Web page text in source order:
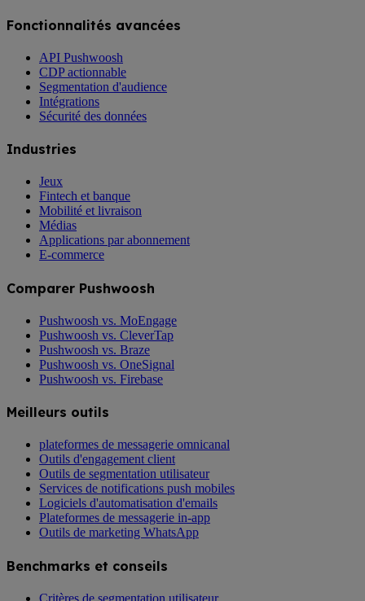
Fonctionnalités avancées
API Pushwoosh
CDP actionnable
Segmentation d'audience
Intégrations
Sécurité des données
Industries
Jeux
Fintech et banque
Mobilité et livraison
Médias
Applications par abonnement
E-commerce
Comparer Pushwoosh
Pushwoosh vs. MoEngage
Pushwoosh vs. CleverTap
Pushwoosh vs. Braze
Pushwoosh vs. OneSignal
Pushwoosh vs. Firebase
Meilleurs outils
plateformes de messagerie omnicanal
Outils d'engagement client
Outils de segmentation utilisateur
Services de notifications push mobiles
Logiciels d'automatisation d'emails
Plateformes de messagerie in-app
Outils de marketing WhatsApp
Benchmarks et conseils
Critères de segmentation utilisateur